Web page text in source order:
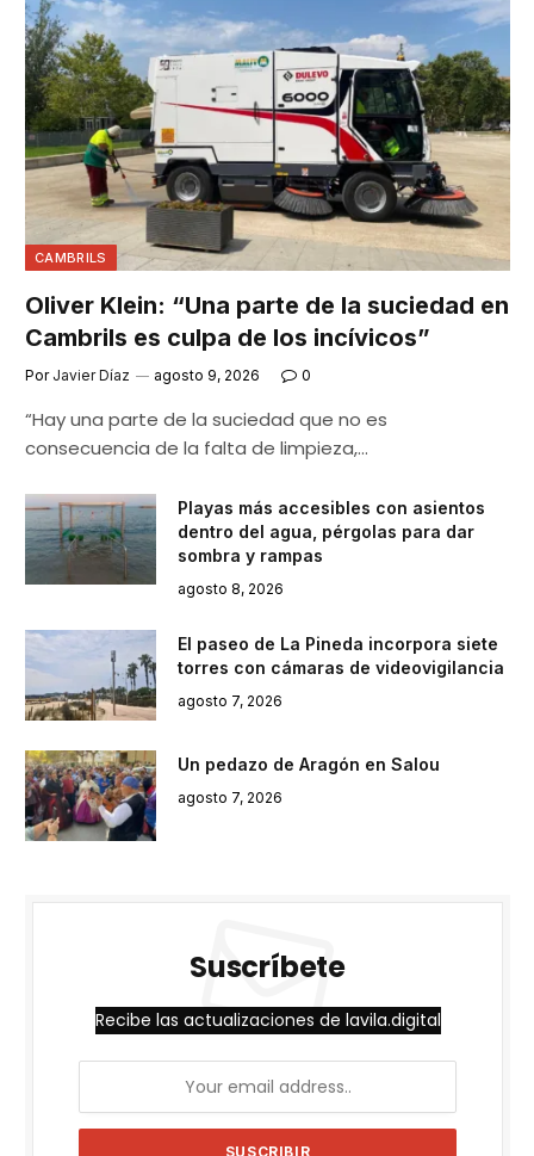
CAMBRILS
Oliver Klein: “Una parte de la suciedad en
Cambrils es culpa de los incívicos”
Por Javier Díaz agosto 9, 2026 0
“Hay una parte de la suciedad que no es
consecuencia de la falta de limpieza,…
Playas más accesibles con asientos
dentro del agua, pérgolas para dar
sombra y rampas
agosto 8, 2026
El paseo de La Pineda incorpora siete
torres con cámaras de videovigilancia
agosto 7, 2026
Un pedazo de Aragón en Salou
agosto 7, 2026
Suscríbete
Recibe las actualizaciones de lavila.digital